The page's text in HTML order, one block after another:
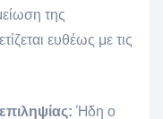
της
ευθέως με τις
Ήδη ο